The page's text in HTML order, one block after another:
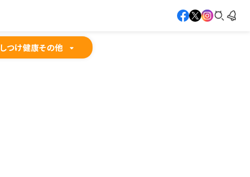
しつけ健康その他